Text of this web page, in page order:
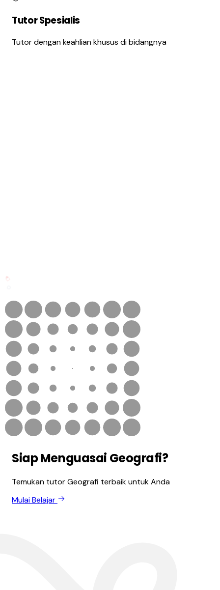
Tutor Spesialis
Tutor dengan keahlian khusus di bidangnya
Siap Menguasai Geografi?
Temukan tutor Geografi terbaik untuk Anda
Mulai Belajar